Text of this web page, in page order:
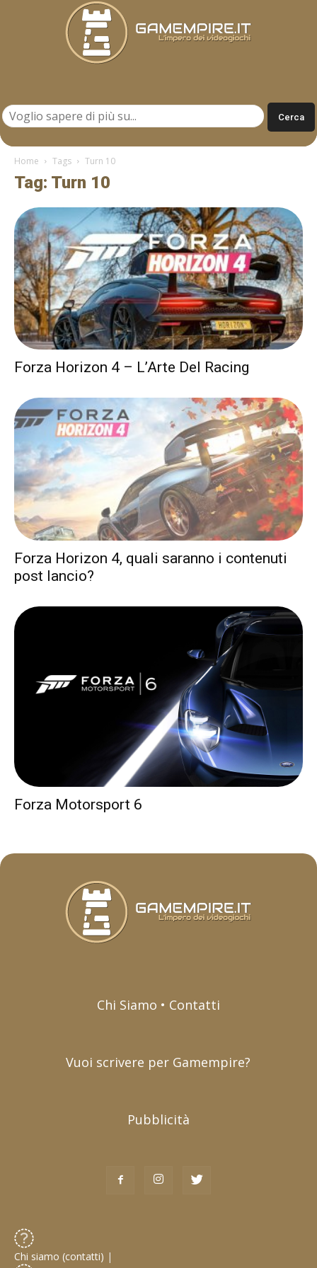
Home Tags Turn 10
Tag: Turn 10
Forza Horizon 4 – L’Arte Del Racing
Forza Horizon 4, quali saranno i contenuti
post lancio?
Forza Motorsport 6
Chi Siamo • Contatti
Vuoi scrivere per Gamempire?
Pubblicità
Chi siamo (contatti) |